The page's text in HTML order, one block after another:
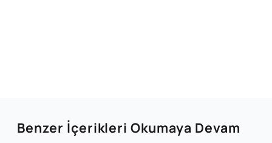
Benzer İçerikleri Okumaya Devam